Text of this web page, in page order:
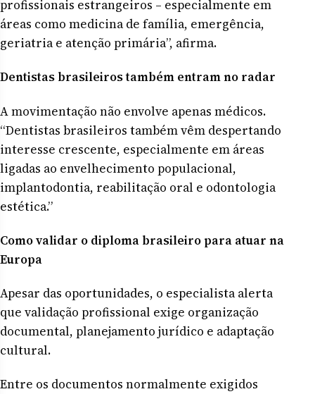
profissionais estrangeiros – especialmente em
áreas como medicina de família, emergência,
geriatria e atenção primária”, afirma.
Dentistas brasileiros também entram no radar
A movimentação não envolve apenas médicos.
“Dentistas brasileiros também vêm despertando
interesse crescente, especialmente em áreas
ligadas ao envelhecimento populacional,
implantodontia, reabilitação oral e odontologia
estética.”
Como validar o diploma brasileiro para atuar na
Europa
Apesar das oportunidades, o especialista alerta
que validação profissional exige organização
documental, planejamento jurídico e adaptação
cultural.
Entre os documentos normalmente exigidos